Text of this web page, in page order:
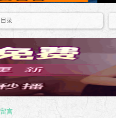
目录
留言